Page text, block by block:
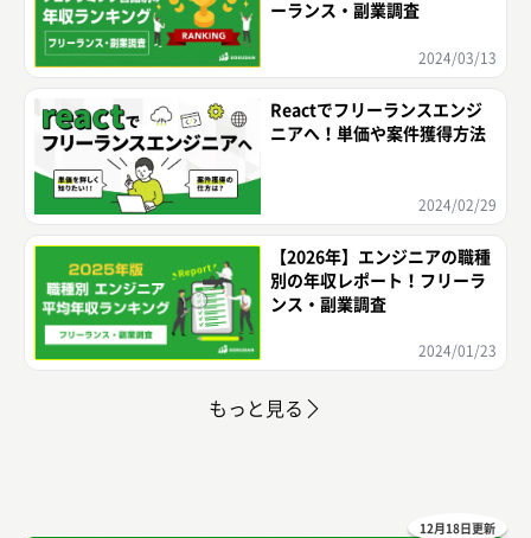
ーランス・副業調査
2024/03/13
Reactでフリーランスエンジ
ニアへ！単価や案件獲得方法
2024/02/29
【2026年】エンジニアの職種
別の年収レポート！フリーラ
ンス・副業調査
2024/01/23
もっと見る
12月18日更新